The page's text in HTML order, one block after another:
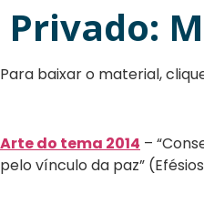
Privado:
Para baixar o material,
Arte do tema 2014 –
pelo vínculo da paz”